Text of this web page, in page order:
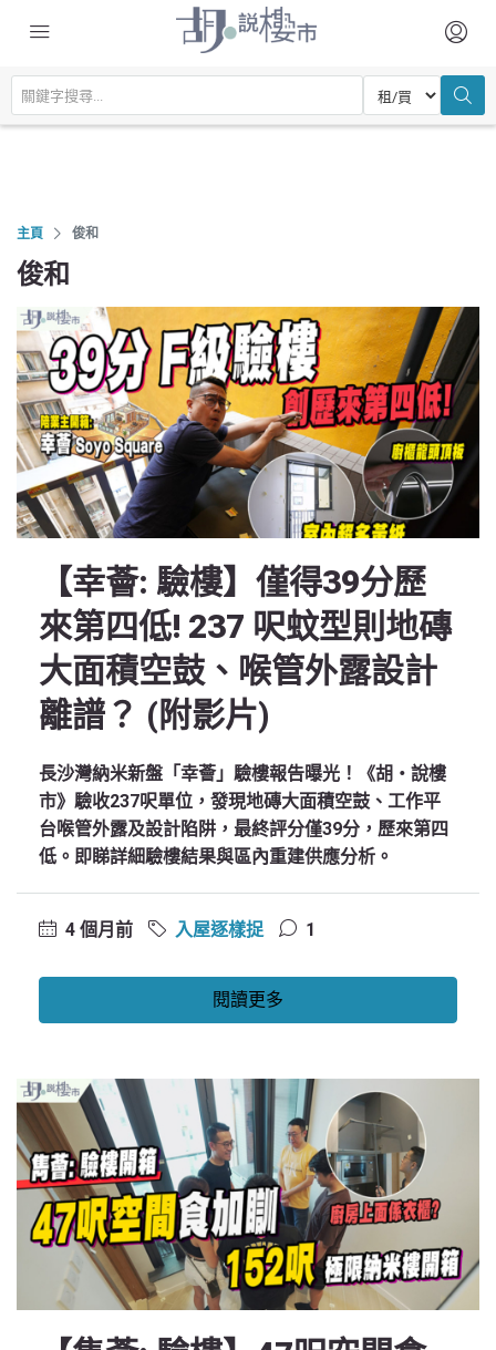
主頁 俊和
俊和
【幸薈: 驗樓】僅得39分歷
來第四低! 237 呎蚊型則地磚
大面積空鼓、喉管外露設計
離譜？ (附影片)
長沙灣納米新盤「幸薈」驗樓報告曝光！《胡‧說樓
市》驗收237呎單位，發現地磚大面積空鼓、工作平
台喉管外露及設計陷阱，最終評分僅39分，歷來第四
低。即睇詳細驗樓結果與區內重建供應分析。
4 個月前 入屋逐樣捉 1
閱讀更多